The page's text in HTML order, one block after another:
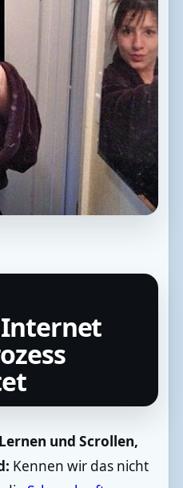
Internet
und Scrollen,
Kennen wir das nicht